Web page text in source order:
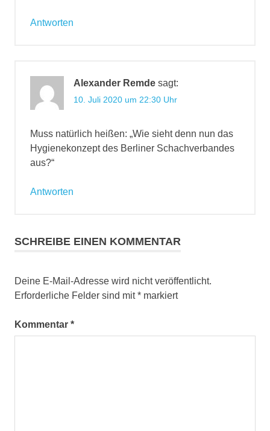
Antworten
Alexander Remde sagt:
10. Juli 2020 um 22:30 Uhr
Muss natürlich heißen: „Wie sieht denn nun das
Hygienekonzept des Berliner Schachverbandes
aus?“
Antworten
SCHREIBE EINEN KOMMENTAR
Deine E-Mail-Adresse wird nicht veröffentlicht.
Erforderliche Felder sind mit* markiert
Kommentar *